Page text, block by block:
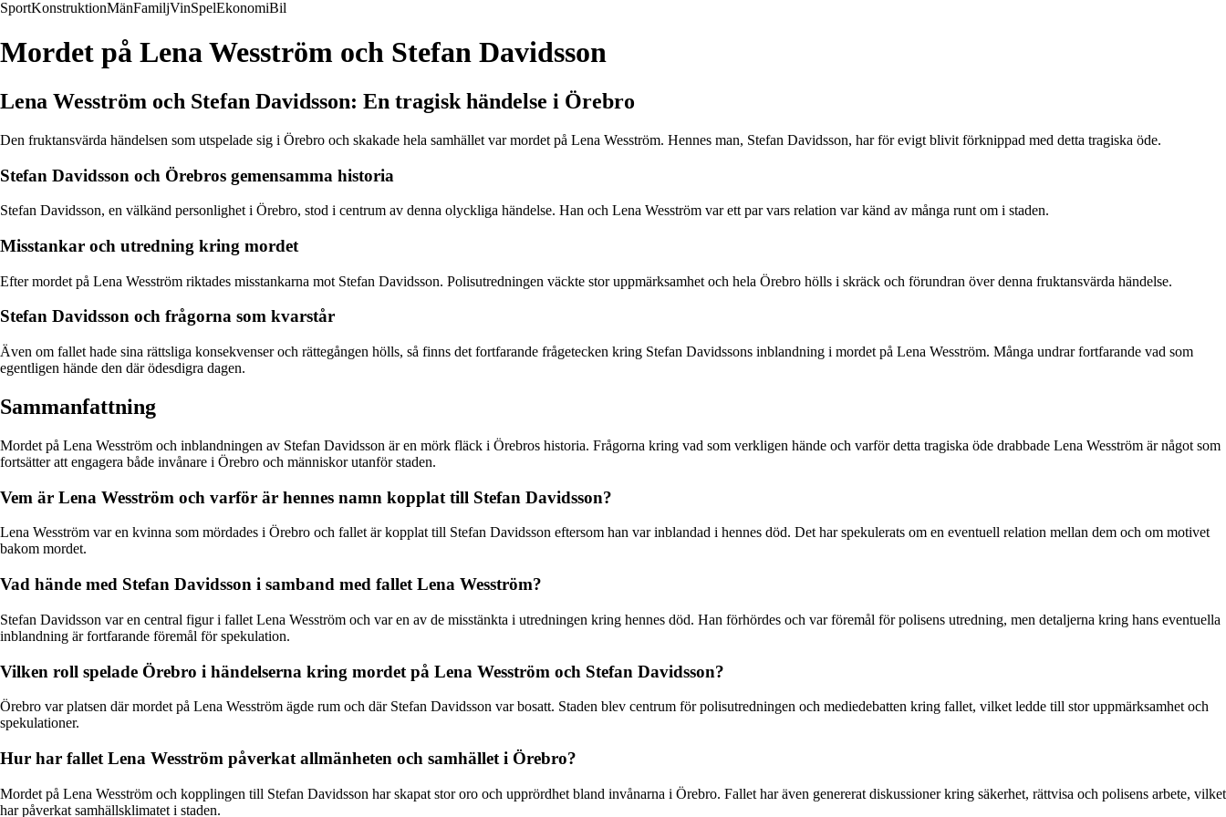
SportKonstruktionMänFamiljVinSpelEkonomiBil
Mordet på Lena Wesström och Stefan Davidsson
Lena Wesström och Stefan Davidsson: En tragisk händelse i Örebro
Den fruktansvärda händelsen som utspelade sig i Örebro och skakade hela samhället var mordet på Lena Wesström. Hennes man, Stefan Davidsson, har för evigt blivit förknippad med detta tragiska öde.
Stefan Davidsson och Örebros gemensamma historia
Stefan Davidsson, en välkänd personlighet i Örebro, stod i centrum av denna olyckliga händelse. Han och Lena Wesström var ett par vars relation var känd av många runt om i staden.
Misstankar och utredning kring mordet
Efter mordet på Lena Wesström riktades misstankarna mot Stefan Davidsson. Polisutredningen väckte stor uppmärksamhet och hela Örebro hölls i skräck och förundran över denna fruktansvärda händelse.
Stefan Davidsson och frågorna som kvarstår
Även om fallet hade sina rättsliga konsekvenser och rättegången hölls, så finns det fortfarande frågetecken kring Stefan Davidssons inblandning i mordet på Lena Wesström. Många undrar fortfarande vad som
egentligen hände den där ödesdigra dagen.
Sammanfattning
Mordet på Lena Wesström och inblandningen av Stefan Davidsson är en mörk fläck i Örebros historia. Frågorna kring vad som verkligen hände och varför detta tragiska öde drabbade Lena Wesström är något som
fortsätter att engagera både invånare i Örebro och människor utanför staden.
Vem är Lena Wesström och varför är hennes namn kopplat till Stefan Davidsson?
Lena Wesström var en kvinna som mördades i Örebro och fallet är kopplat till Stefan Davidsson eftersom han var inblandad i hennes död. Det har spekulerats om en eventuell relation mellan dem och om motivet
bakom mordet.
Vad hände med Stefan Davidsson i samband med fallet Lena Wesström?
Stefan Davidsson var en central figur i fallet Lena Wesström och var en av de misstänkta i utredningen kring hennes död. Han förhördes och var föremål för polisens utredning, men detaljerna kring hans eventuella
inblandning är fortfarande föremål för spekulation.
Vilken roll spelade Örebro i händelserna kring mordet på Lena Wesström och Stefan Davidsson?
Örebro var platsen där mordet på Lena Wesström ägde rum och där Stefan Davidsson var bosatt. Staden blev centrum för polisutredningen och mediedebatten kring fallet, vilket ledde till stor uppmärksamhet och
spekulationer.
Hur har fallet Lena Wesström påverkat allmänheten och samhället i Örebro?
Mordet på Lena Wesström och kopplingen till Stefan Davidsson har skapat stor oro och upprördhet bland invånarna i Örebro. Fallet har även genererat diskussioner kring säkerhet, rättvisa och polisens arbete, vilket
har påverkat samhällsklimatet i staden.